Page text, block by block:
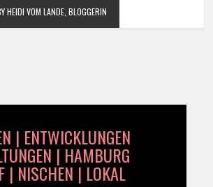
HEIDI VOM LANDE, BLOGGERIN
| ENTWICKLUNGEN
| HAMBURG
| NISCHEN | LOKAL